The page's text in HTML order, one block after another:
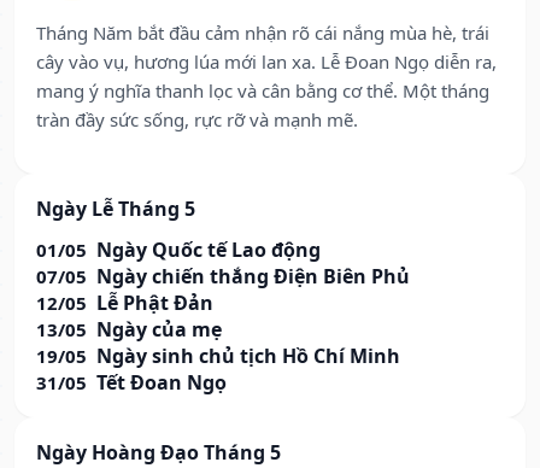
Tháng Năm bắt đầu cảm nhận rõ cái nắng mùa hè, trái
cây vào vụ, hương lúa mới lan xa. Lễ Đoan Ngọ diễn ra,
mang ý nghĩa thanh lọc và cân bằng cơ thể. Một tháng
tràn đầy sức sống, rực rỡ và mạnh mẽ.
Ngày Lễ Tháng 5
01/05 Ngày Quốc tế Lao động
07/05 Ngày chiến thắng Điện Biên Phủ
12/05 Lễ Phật Đản
13/05 Ngày của mẹ
19/05 Ngày sinh chủ tịch Hồ Chí Minh
31/05 Tết Đoan Ngọ
Ngày Hoàng Đạo Tháng 5